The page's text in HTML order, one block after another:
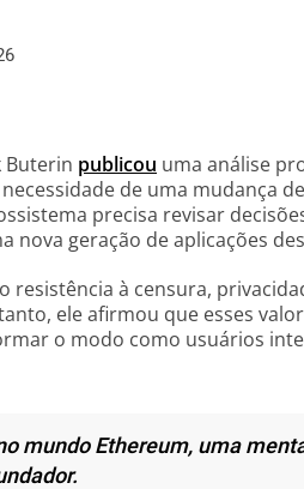
Buterin publicou uma análise
de uma mudança
precisa revisar
nova geração de aplicações
à censura,
ele afirmou que esses
o modo como usuários
mundo Ethereum, uma